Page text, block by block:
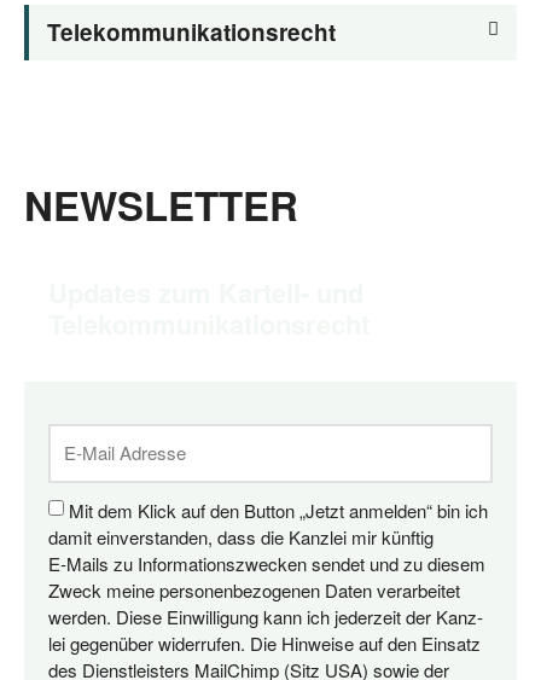
Tele­kom­mu­ni­ka­ti­ons­recht
NEWSLETTER
Mit dem Klick auf den But­ton „Jetzt anmel­den“ bin ich
damit ein­ver­stan­den, dass die Kanz­lei mir künf­tig
E‑Mails zu Infor­ma­ti­ons­zwe­cken sen­det und zu die­sem
Zweck mei­ne per­so­nen­be­zo­ge­nen Daten ver­ar­bei­tet
wer­den. Die­se Ein­wil­li­gung kann ich jeder­zeit der Kanz­
lei gegen­über wider­ru­fen. Die Hin­wei­se auf den Ein­satz
des Dienst­leis­ters MailChimp (Sitz USA) sowie der